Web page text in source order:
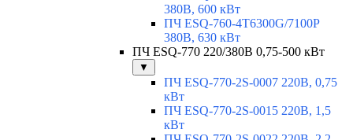
380В, 600 кВт
ПЧ ESQ-760-4T6300G/7100P
380В, 630 кВт
ПЧ ESQ-770 220/380В 0,75-500 кВт
▼
ПЧ ESQ-770-2S-0007 220В, 0,75
кВт
ПЧ ESQ-770-2S-0015 220В, 1,5
кВт